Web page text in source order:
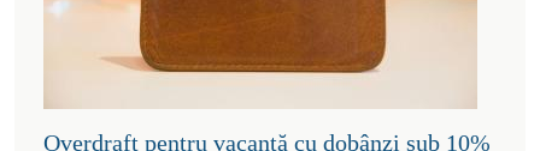
Overdraft pentru vacanță cu dobânzi sub 10%